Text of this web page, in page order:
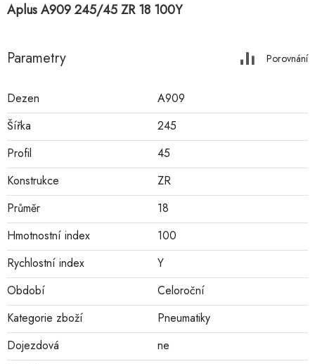
Aplus A909 245/45 ZR 18 100Y
Parametry Porovnání
Dezen
A909
Šířka
245
Profil
45
Konstrukce
ZR
Průměr
18
Hmotnostní index
100
Rychlostní index
Y
Období
Celoroční
Kategorie zboží
Pneumatiky
Dojezdová
ne